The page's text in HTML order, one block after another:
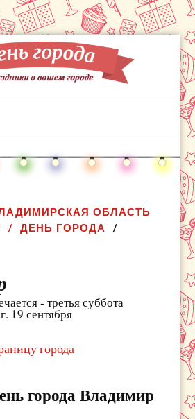
ОБЛАСТЬ
ДЕНЬ ГОРОДА
- третья суббота
19 сентября
города
города Владимир